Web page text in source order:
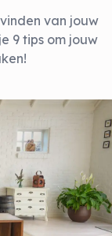
van jouw
9 tips om jouw